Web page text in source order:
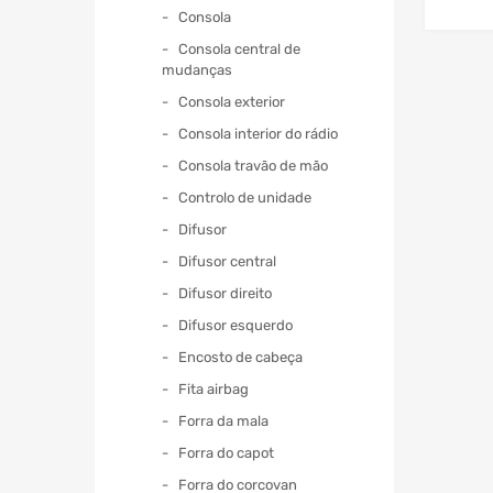
Consola
Consola central de
mudanças
Consola exterior
Consola interior do rádio
Consola travão de mão
Controlo de unidade
Difusor
Difusor central
Difusor direito
Difusor esquerdo
Encosto de cabeça
Fita airbag
Forra da mala
Forra do capot
Forra do corcovan